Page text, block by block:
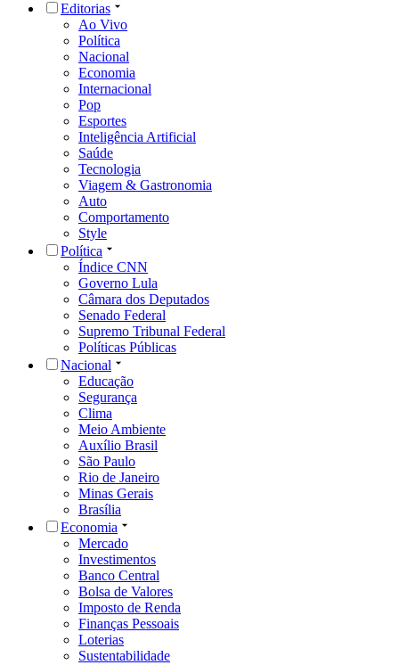
Editorias
Ao Vivo
Política
Nacional
Economia
Internacional
Pop
Esportes
Inteligência Artificial
Saúde
Tecnologia
Viagem & Gastronomia
Auto
Comportamento
Style
Política
Índice CNN
Governo Lula
Câmara dos Deputados
Senado Federal
Supremo Tribunal Federal
Políticas Públicas
Nacional
Educação
Segurança
Clima
Meio Ambiente
Auxílio Brasil
São Paulo
Rio de Janeiro
Minas Gerais
Brasília
Economia
Mercado
Investimentos
Banco Central
Bolsa de Valores
Imposto de Renda
Finanças Pessoais
Loterias
Sustentabilidade